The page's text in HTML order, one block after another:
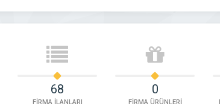
68
FİRMA İLANLARI
0
FİRMA ÜRÜNLERİ